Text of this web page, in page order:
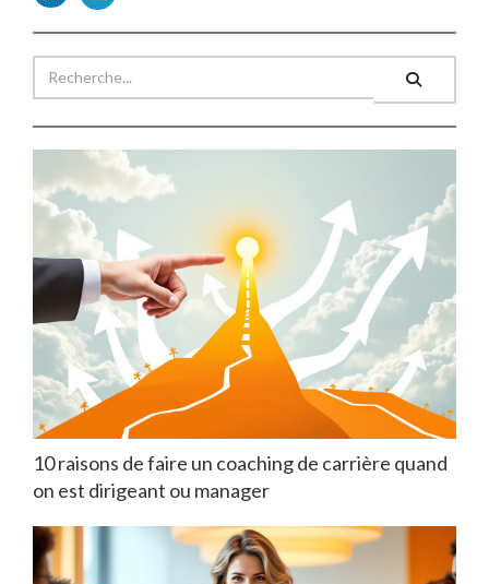
10 raisons de faire un coaching de carrière quand
on est dirigeant ou manager